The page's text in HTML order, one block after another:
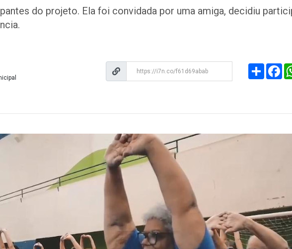
do projeto. Ela foi convidada por uma amiga, ​​​​​​​decidiu
Share